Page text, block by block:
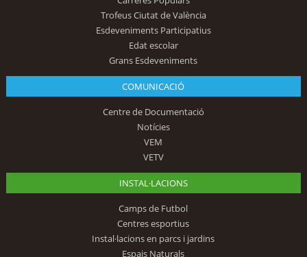
Trofeus Ciutat de València
Esdeveniments Participatius
Edat escolar
Grans Esdeveniments
COMUNICACIÓ
Centre de Documentació
Notícies
VEM
VETV
INSTAL·LACIONS
Camps de Futbol
Centres esportius
Instal·lacions en parcs i jardins
Espais Naturals